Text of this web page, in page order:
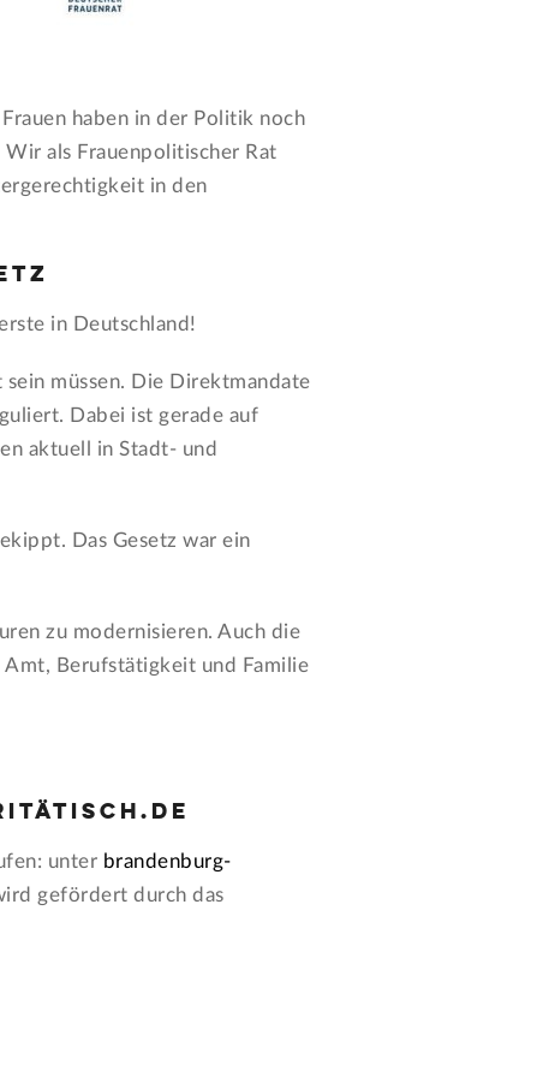
haben in der Politik noch
als Frauenpolitischer Rat
in den
in Deutschland!
müssen. Die Direktmandate
Dabei ist gerade auf
aktuell in Stadt- und
Das Gesetz war ein
zu modernisieren. Auch die
Amt, Berufstätigkeit und Familie
unter brandenburg-
gefördert durch das